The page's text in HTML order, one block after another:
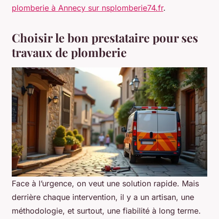
plomberie à Annecy sur nsplomberie74.fr.
Choisir le bon prestataire pour ses
travaux de plomberie
Face à l’urgence, on veut une solution rapide. Mais
derrière chaque intervention, il y a un artisan, une
méthodologie, et surtout, une fiabilité à long terme.